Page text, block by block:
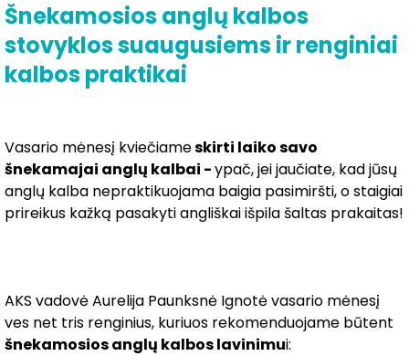
Šnekamosios anglų kalbos
stovyklos suaugusiems ir renginiai
kalbos praktikai
Vasario mėnesį kviečiameskirti laiko savo
šnekamajai anglų kalbai -ypač, jei jaučiate, kad jūsų
anglų kalba nepraktikuojama baigia pasimiršti, o staigiai
prireikus kažką pasakyti angliškai išpila šaltas prakaitas!
AKS vadovė Aurelija Paunksnė Ignotė vasario mėnesį
ves net tris renginius, kuriuos rekomenduojame būtent
šnekamosios anglų kalbos lavinimui: